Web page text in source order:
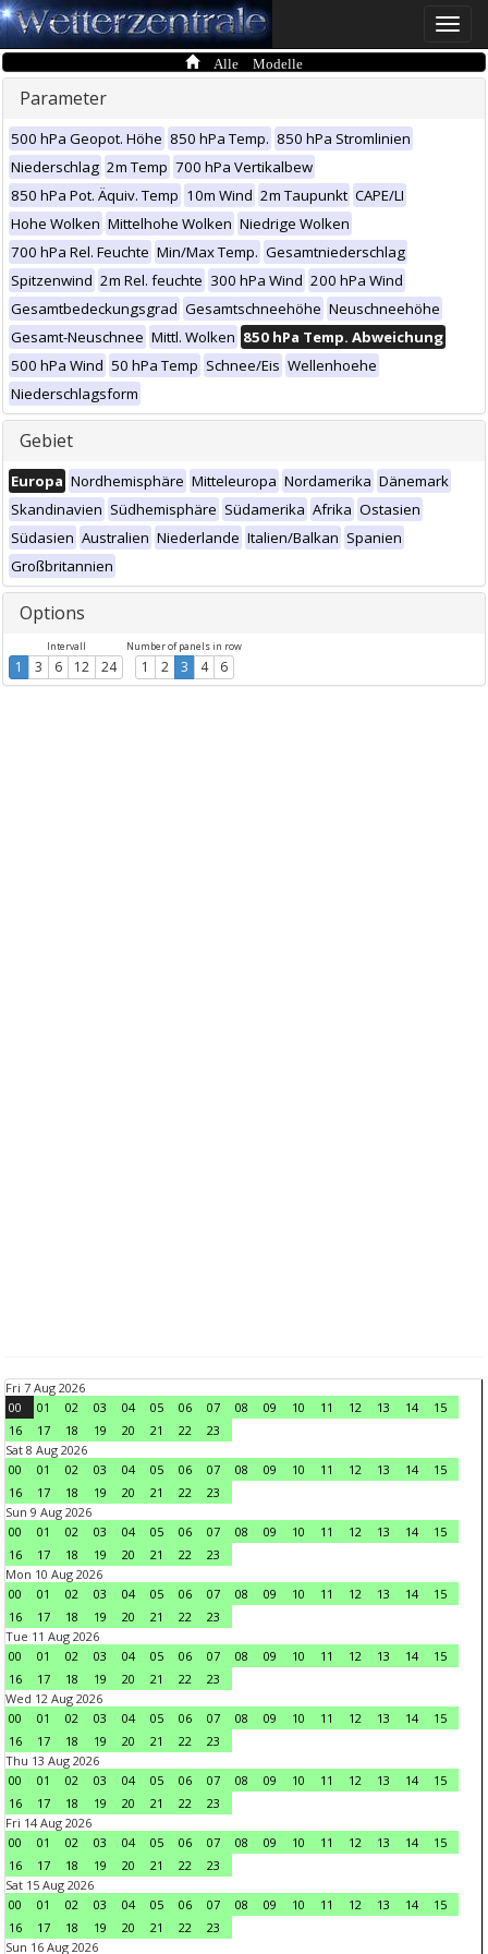
Toggle
Alle Modelle
Parameter
500 hPa Geopot. Höhe 850 hPa Temp. 850 hPa Stromlinien
Niederschlag 2m Temp 700 hPa Vertikalbew
850 hPa Pot. Äquiv. Temp 10m Wind 2m Taupunkt CAPE/LI
Hohe Wolken Mittelhohe Wolken Niedrige Wolken
700 hPa Rel. Feuchte Min/Max Temp. Gesamtniederschlag
Spitzenwind 2m Rel. feuchte 300 hPa Wind 200 hPa Wind
Gesamtbedeckungsgrad Gesamtschneehöhe Neuschneehöhe
Gesamt-Neuschnee Mittl. Wolken 850 hPa Temp. Abweichung
500 hPa Wind 50 hPa Temp Schnee/Eis Wellenhoehe
Niederschlagsform
Gebiet
Europa Nordhemisphäre Mitteleuropa Nordamerika Dänemark
Skandinavien Südhemisphäre Südamerika Afrika Ostasien
Südasien Australien Niederlande Italien/Balkan Spanien
Großbritannien
Options
Intervall
1 3 6 12 24
Number of panels in row
1 2 3 4 6
Fri 7 Aug 2026
00
01 02 03 04 05 06 07 08 09 10 11 12 13 14
15
16
17 18 19 20 21 22
23
Sat 8 Aug 2026
00
01 02 03 04 05 06 07 08 09 10 11 12 13 14
15
16
17 18 19 20 21 22
23
Sun 9 Aug 2026
00
01 02 03 04 05 06 07 08 09 10 11 12 13 14
15
16
17 18 19 20 21 22
23
Mon 10 Aug 2026
00
01 02 03 04 05 06 07 08 09 10 11 12 13 14
15
16
17 18 19 20 21 22
23
Tue 11 Aug 2026
00
01 02 03 04 05 06 07 08 09 10 11 12 13 14
15
16
17 18 19 20 21 22
23
Wed 12 Aug 2026
00
01 02 03 04 05 06 07 08 09 10 11 12 13 14
15
16
17 18 19 20 21 22
23
Thu 13 Aug 2026
00
01 02 03 04 05 06 07 08 09 10 11 12 13 14
15
16
17 18 19 20 21 22
23
Fri 14 Aug 2026
00
01 02 03 04 05 06 07 08 09 10 11 12 13 14
15
16
17 18 19 20 21 22
23
Sat 15 Aug 2026
00
01 02 03 04 05 06 07 08 09 10 11 12 13 14
15
16
17 18 19 20 21 22
23
Sun 16 Aug 2026